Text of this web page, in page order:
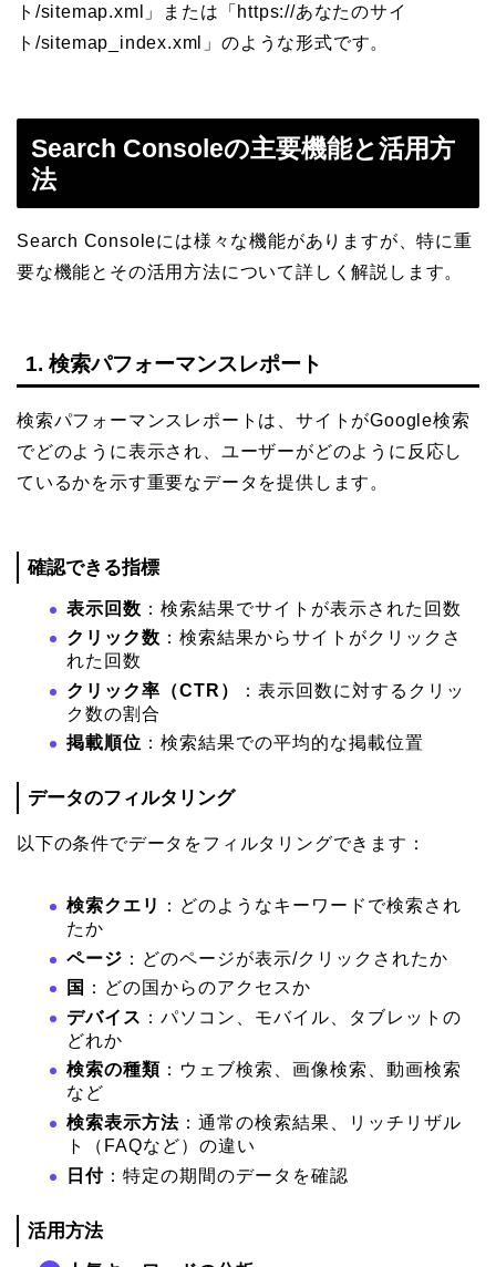
ト/sitemap.xml」または「https://あなたのサイ
ト/sitemap_index.xml」のような形式です。
Search Consoleの主要機能と活用方
法
Search Consoleには様々な機能がありますが、特に重
要な機能とその活用方法について詳しく解説します。
1. 検索パフォーマンスレポート
検索パフォーマンスレポートは、サイトがGoogle検索
でどのように表示され、ユーザーがどのように反応し
ているかを示す重要なデータを提供します。
確認できる指標
表示回数 ：検索結果でサイトが表示された回数
クリック数 ：検索結果からサイトがクリックさ
れた回数
クリック率（CTR）
：表示回数に対するクリッ
ク数の割合
掲載順位 ：検索結果での平均的な掲載位置
データのフィルタリング
以下の条件でデータをフィルタリングできます：
検索クエリ
：どのようなキーワードで検索され
たか
ページ ：どのページが表示/クリックされたか
国 ：どの国からのアクセスか
デバイス ：パソコン、モバイル、タブレットの
どれか
検索の種類 ：ウェブ検索、画像検索、動画検索
など
検索表示方法 ：通常の検索結果、リッチリザル
ト（FAQなど）の違い
日付 ：特定の期間のデータを確認
活用方法